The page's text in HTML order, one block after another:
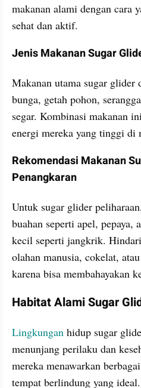
makanan alami dengan cara
sehat dan aktif.
Jenis Makanan Sugar
Makanan utama sugar glider
bunga, getah pohon,
segar. Kombinasi makanan
energi mereka yang tinggi di
Rekomendasi Makanan
Penangkaran
Untuk sugar glider
buahan seperti apel, pepaya,
kecil seperti jangkrik.
olahan manusia, cokelat,
karena bisa membahayakan
Habitat Alami Sugar
Lingkungan hidup sugar
menunjang perilaku dan
mereka menawarkan
tempat berlindung yang ideal.